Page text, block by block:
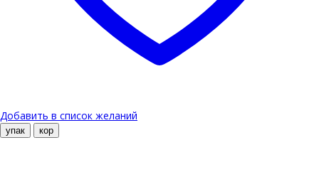
Добавить в список желаний
упак кор